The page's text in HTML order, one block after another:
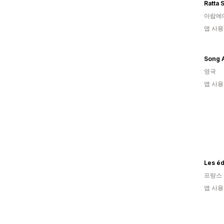
Ratta
아랍에
앱 사
Song
영국
앱 사
Les
프랑스
앱 사